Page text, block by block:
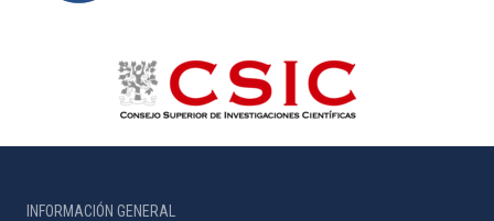
INFORMACIÓN GENERAL